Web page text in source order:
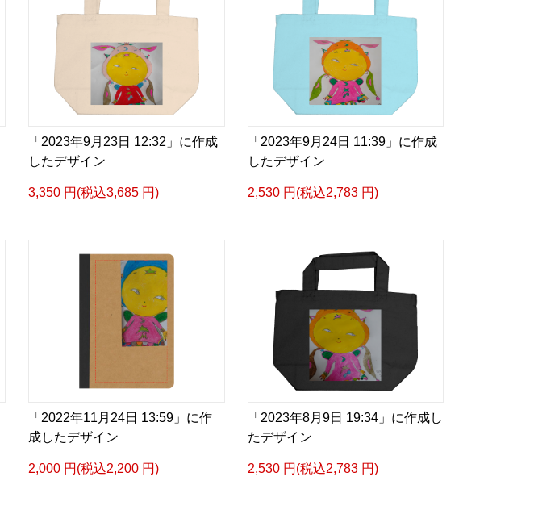
「2023年9月23日 12:32」に作成
したデザイン
3,350 円(税込3,685 円)
「2023年9月24日 11:39」に作成
したデザイン
2,530 円(税込2,783 円)
「2022年11月24日 13:59」に作
成したデザイン
2,000 円(税込2,200 円)
「2023年8月9日 19:34」に作成し
たデザイン
2,530 円(税込2,783 円)